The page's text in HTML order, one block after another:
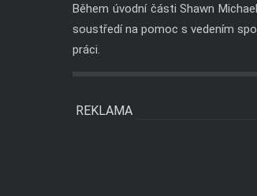
Během úvodní části Shawn
soustředí na pomoc s vedením
práci.
REKLAMA